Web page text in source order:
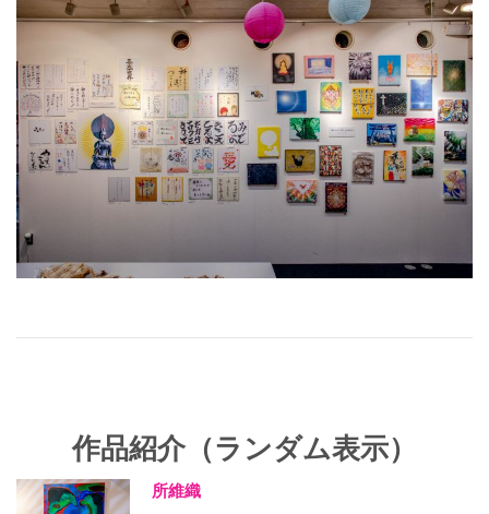
作品紹介（ランダム表示）
所維織